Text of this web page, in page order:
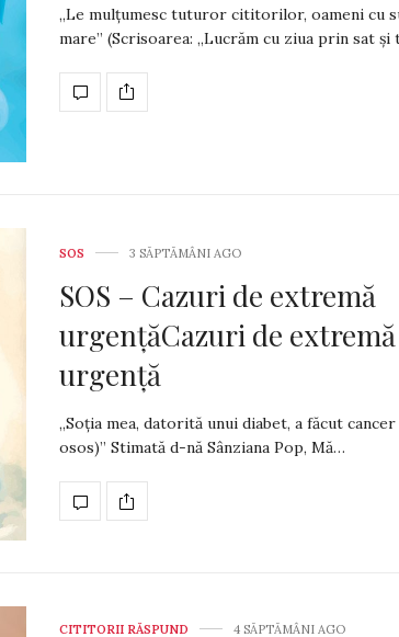
„Le mulțumesc tuturor cititorilor, oameni cu
mare” (Scrisoarea: „Lucrăm cu ziua prin sat
SOS 3 SĂPTĂMÂNI AGO
SOS – Cazuri de extremă
urgențăCazuri de extremă
urgență
„Soția mea, datorită unui diabet, a făcut
osos)” Stimată d-nă Sânziana Pop, Mă…
CITITORII RĂSPUND 4 SĂPTĂMÂNI AGO